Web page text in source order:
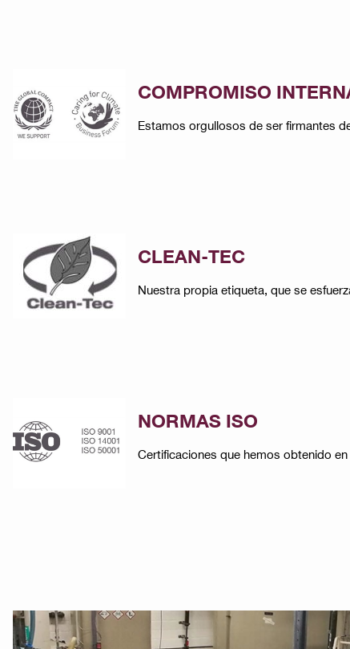
COMPROMISO
Estamos orgullosos de ser firmantes
CLEAN-TEC
Nuestra propia etiqueta, que se
NORMAS ISO
Certificaciones que hemos obtenido